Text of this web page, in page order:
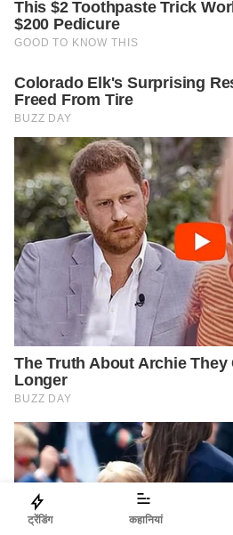
ट्रेंडिंग कहानियां